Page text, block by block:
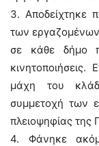
3. Αποδείχτηκε
των
σε κάθε δήμο
μάχη του
συμμετοχή των
πλειοψηφίας
4. Φάνηκε